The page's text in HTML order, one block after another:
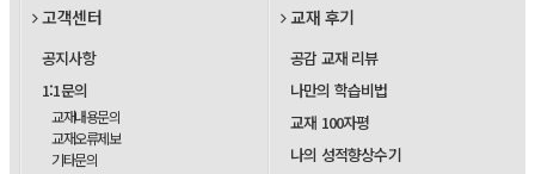
고객센터
공지사항
1:1문의
교재내용문의
교재오류제보
기타문의
교재 후기
공감 교재 리뷰
나만의 학습비법
교재 100자평
나의 성적향상수기